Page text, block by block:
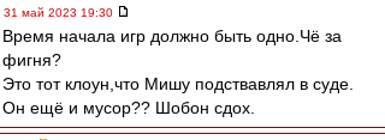
31 май 2023 19:30
Время начала игр должно быть одно.Чё за
фигня?
Это тот клоун,что Мишу подствавлял в суде.
Он ещё и мусор?? Шобон сдох.